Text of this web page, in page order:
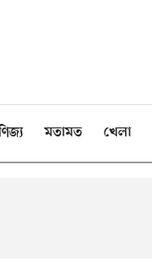
মতামত খেলা